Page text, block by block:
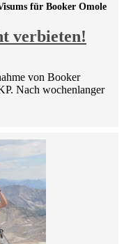
verbieten!
für Booker Omole
von Booker
Nach wochenlanger